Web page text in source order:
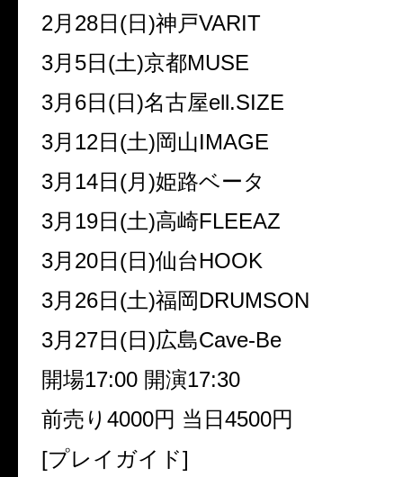
2月 28日 (日 )神戸VARIT
3月 5日 (土)京都MUSE
3月 6日 (日 )名古屋ell.SIZE
3月 12日 (土)岡山IMAGE
3月 14日 (月 )姫路ベータ
3月 19日 (土)高崎FLEEAZ
3月 20日 (日 )仙台HOOK
3月 26日 (土)福岡 DRUMSON
3月 27日 (日 )広島Cave-Be
開場17:00 開演17:30
前売り 4000円 当日 4500円
[プレイガイド]